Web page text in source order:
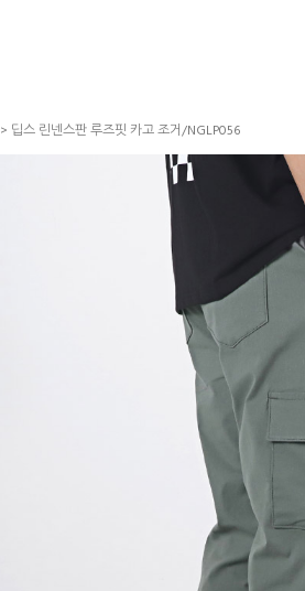
> 딥스 린넨스판 루즈핏 카고 조거/NGLP056